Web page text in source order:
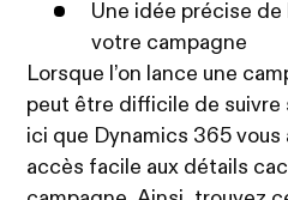
Une idée précise
votre campagne
Lorsque l’on lance une
peut être difficile de suivre
ici que Dynamics 365 vous
accès facile aux détails